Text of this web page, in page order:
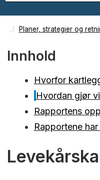
Planer, strategier og
Innhold
Hvorfor
Hvordan gjør
Rapportens
Rapportene